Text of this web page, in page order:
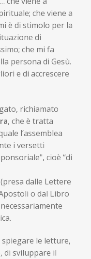
che viene a
è di stimolo per la
di
che mi fa
persona di Gesù.
e di accrescere
richiamato
, che è tratta
l’assemblea
i versetti
cioè “di
(presa dalle Lettere
o dal Libro
le letture,
di sviluppare il